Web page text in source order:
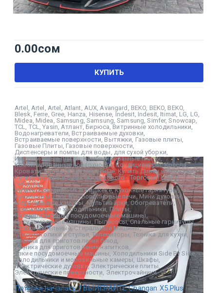
0.00сом
КУПИТЬ
Artel Artel Artel Atlant AUX Avangard BEKO BEKO BEKO,
Blesk Ferre Gree Hanza Hisense Indesit, Indesit, Itimat, LG LG
Midea Midea Samsung ,Samsung ,Samsung ,Simfer,Snowcap
TCL
TCL ,Yasin Атлант ,Бирюса ,Витринные холодильники ,
Водонагреватели Встраиваемые духовки
Встраиваемые поверхности Вытяжки Газовые плиты
Газовые Плиты Газовые поверхности
Диспенсеры и помпы для воды
для сухой уборки
Индукционные плиты,Комбинированные плиты,
Комбинированные поверхности,Кондиционеры,Кресла,
Кровати,Кровати двухъярусные,Купить Диван в Бишкеке,
Купить Мебель в Бишкеке недорого - Торговый Центр
Табылга,
Купить Холодильник в Бишкеке,Кухонные гарнитуры,
Кухонные уголки,Микроволновые печи , Мини духовки,
Морозильные камеры ,Мультиварки,Обогреватели ,
Однокамерные холодильники Плиты
Полноразмерные посудомоечные машины,
Посудомоечные машины Пылесосы,Спальные гарнитуры,
Стенки мебельные Стиральные Машины,
Столы столики и стулья ,Телевизоры Техника для кухни
Техника для приготовления блюд
Техника для приготовления напитков
Узкие посудомоечные машины Холодильники Side By Side,
Холодильники и морозильные камеры Шкафы
Электрические духовки,Электрические плиты ,
Электрические поверхности Электрочайники
Лотерея началась ❗ ВЫИГРАЙТЕ Changan X5 Plus